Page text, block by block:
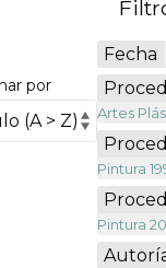
por
Fecha
Artes
Pintura
Pintura